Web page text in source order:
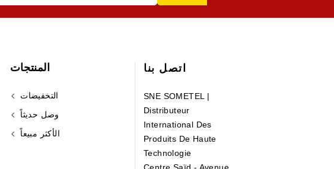
اتصل بنا
SNE SOMETEL |
Distributeur
International Des
Produits De Haute
Technologie
المنتجات
التخفيضات
وصل حديثاً
الأكثر مبيعاً